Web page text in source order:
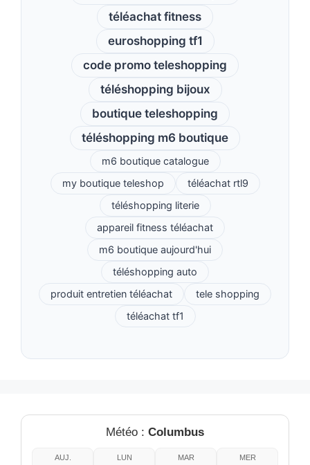
téléachat fitness
euroshopping tf1
code promo teleshopping
téléshopping bijoux
boutique teleshopping
téléshopping m6 boutique
m6 boutique catalogue
my boutique teleshop
téléachat rtl9
téléshopping literie
appareil fitness téléachat
m6 boutique aujourd'hui
téléshopping auto
produit entretien téléachat
tele shopping
téléachat tf1
Météo : Columbus
AUJ. LUN MAR MER